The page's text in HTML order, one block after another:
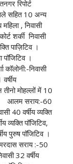
रिपोर्ट
सहित 10 अन्य
, निवासी
शर्की निवासी
पाज़िटिव ।
पॉजिटिव ।
निवासी
, 31 वर्षीय
मोहल्लों में 10
सराय:-60
वर्षीय व्यक्ति
व्यक्ति पॉजिटिव,
पुरुष पॉजिटिव ।
सराय :-50
32 वर्षीय